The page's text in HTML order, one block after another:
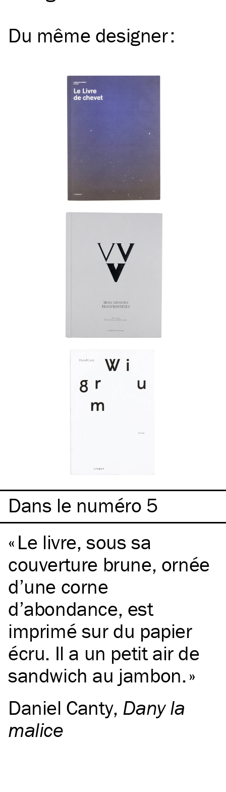
Du même designer:
Dans le numéro 5
Le livre, sous sa
couverture brune, ornée
d’une corne
d’abondance, est
imprimé sur du papier
écru. Il a un petit air de
sandwich au jambon.
Daniel Canty, Dany la
malice